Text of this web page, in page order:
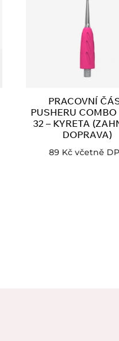
PRACOVNÍ
PUSHERU
32 – KYRETA
DOPRAVA)
89 Kč včetně